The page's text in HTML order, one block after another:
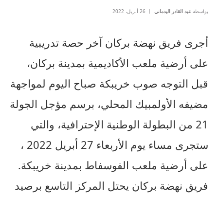
بواسطة عبد القادر اليدماني 26 أبريل، 2022
أجرى فريق نهضة بركان آخر حصة تدريبية
على أرضية ملعب الأكاديمية بمدينة بركان،
قبل التوجه صوب خريبكة صباح اليوم لمواجهة
مضيفه الأولمبيك المحلي، برسم مؤجل الجولة
21 من البطولة الوطنية الإحترافية، والتي
ستجرى مساء يوم الأربعاء 27 أبريل 2022 ،
على أرضية ملعب الفوسفاط بمدينة خريبكة.
فريق نهضة بركان يحتل المركز التاسع برصيد